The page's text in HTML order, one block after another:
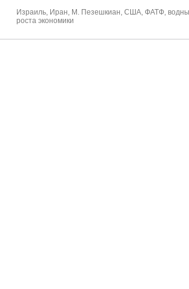
Израиль Иран М. Пезешкиан США ФАТФ
роста экономики